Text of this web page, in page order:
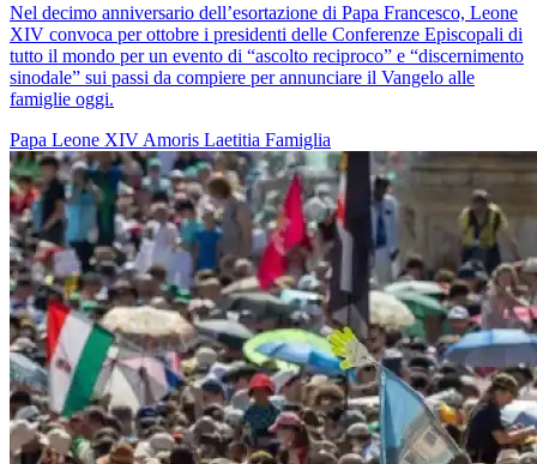
Nel decimo anniversario dell’esortazione di Papa Francesco, Leone
XIV convoca per ottobre i presidenti delle Conferenze Episcopali di
tutto il mondo per un evento di “ascolto reciproco” e “discernimento
sinodale” sui passi da compiere per annunciare il Vangelo alle
famiglie oggi.
Papa Leone XIV Amoris Laetitia Famiglia